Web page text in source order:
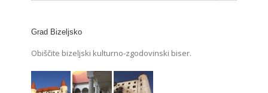
Grad Bizeljsko
Obiščite bizeljski kulturno-zgodovinski biser.